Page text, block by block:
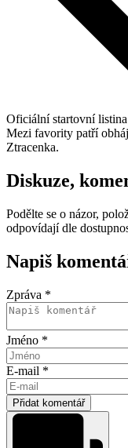
Oficiální startovní
Mezi favority patří
Ztracenka.
Diskuze,
Podělte se o názor,
odpovídají dle
Napiš
Zpráva *
Jméno *
E-mail *
Přidat komentář